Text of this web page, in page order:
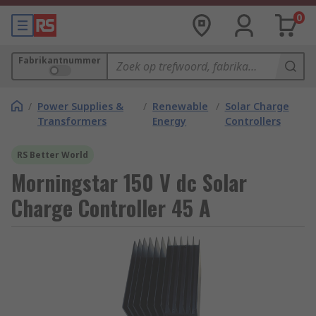
0
Fabrikantnummer
/ Power Supplies &
Transformers
/ Renewable
Energy
/ Solar Charge
Controllers
RS Better World
Morningstar 150 V dc Solar
Charge Controller 45 A